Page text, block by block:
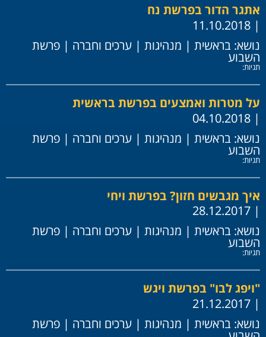
אתגר הדור בפרשת נח
| 11.10.2018
נושא: בראשית | מנהיגות | ערכים וחברה | פרשת
השבוע
תגיות:
על מטרות ואמצעים בפרשת בראשית
| 04.10.2018
נושא: בראשית | מנהיגות | ערכים וחברה | פרשת
השבוע
תגיות:
איך מגבשים חזון? בפרשת ויחי
| 28.12.2017
נושא: בראשית | מנהיגות | ערכים וחברה | פרשת
השבוע
תגיות:
"ויפג לבו" בפרשת ויגש
| 21.12.2017
נושא: בראשית | מנהיגות | ערכים וחברה | פרשת